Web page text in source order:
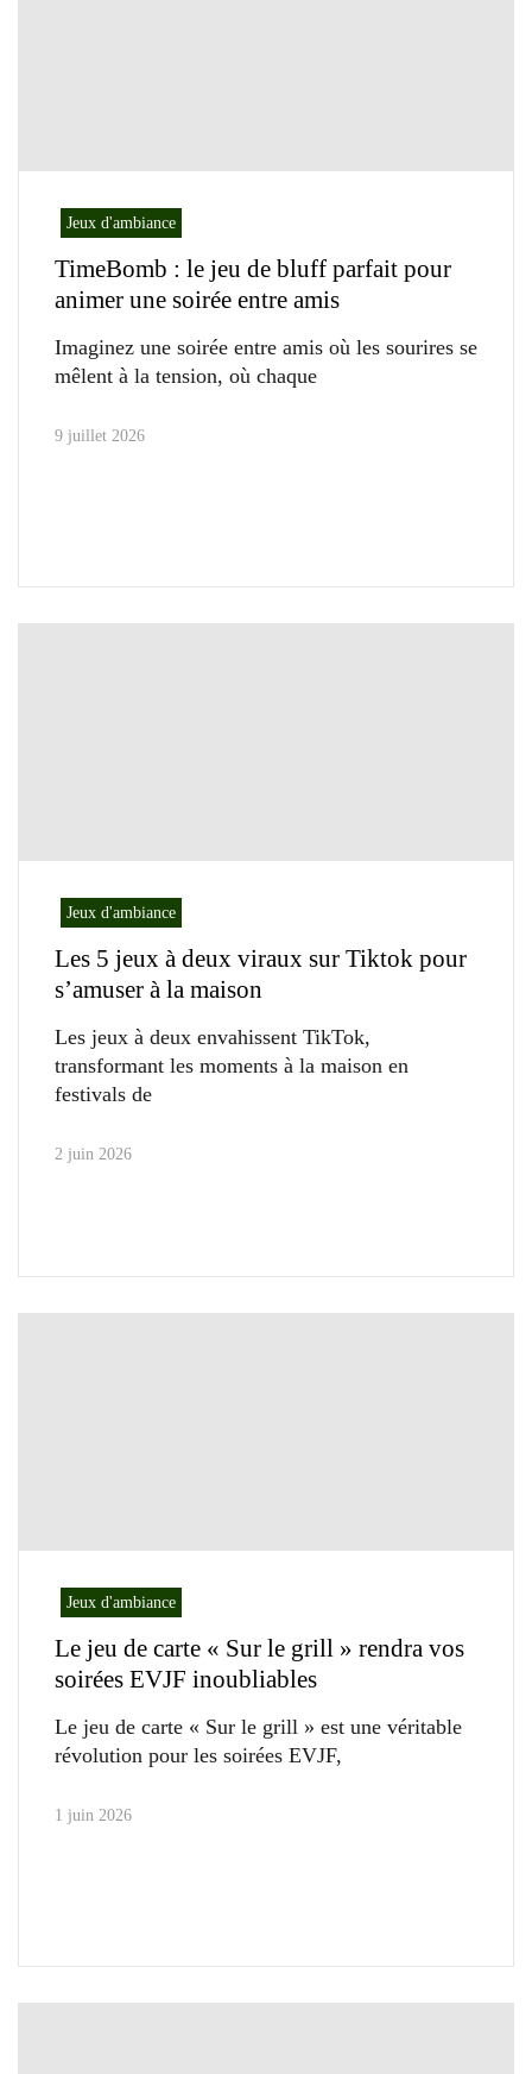
Jeux d'ambiance
TimeBomb : le jeu de bluff parfait pour
animer une soirée entre amis
Imaginez une soirée entre amis où les sourires se
mêlent à la tension, où chaque
9 juillet 2026
Jeux d'ambiance
Les 5 jeux à deux viraux sur Tiktok pour
s’amuser à la maison
Les jeux à deux envahissent TikTok,
transformant les moments à la maison en
festivals de
2 juin 2026
Jeux d'ambiance
Le jeu de carte « Sur le grill » rendra vos
soirées EVJF inoubliables
Le jeu de carte « Sur le grill » est une véritable
révolution pour les soirées EVJF,
1 juin 2026